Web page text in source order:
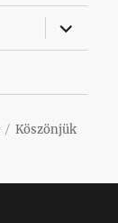
almenü
Köszönjük